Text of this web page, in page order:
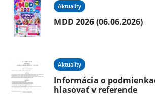
Aktuality
MDD 2026 (06.06.2026)
Aktuality
Informácia o
hlasovať v referende